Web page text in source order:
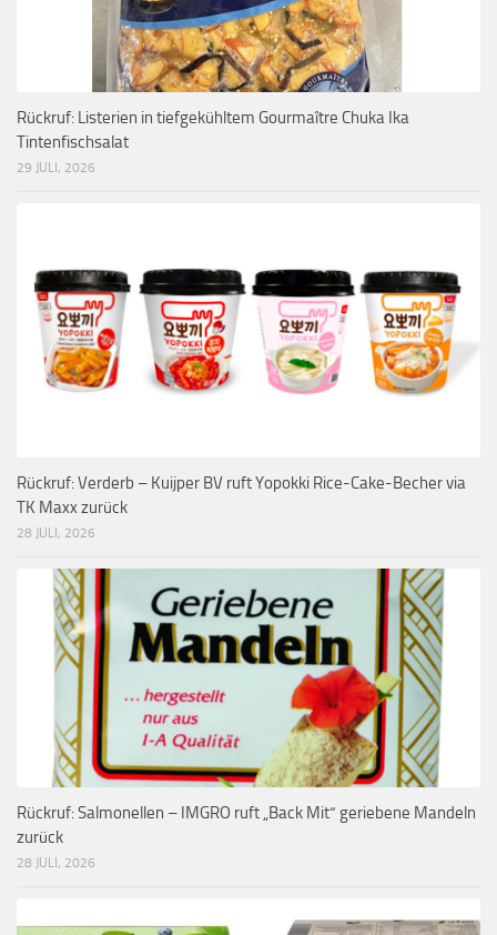
Rückruf: Listerien in tiefgekühltem Gourmaître Chuka Ika
Tintenfischsalat
29 JULI, 2026
Rückruf: Verderb – Kuijper BV ruft Yopokki Rice-Cake-Becher via
TK Maxx zurück
28 JULI, 2026
Rückruf: Salmonellen – IMGRO ruft „Back Mit“ geriebene Mandeln
zurück
28 JULI, 2026